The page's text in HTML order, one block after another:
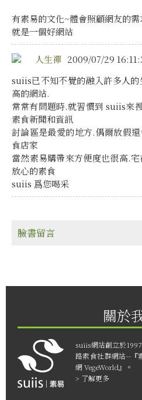
有素易的文化~體會照顧網友的需
就是一個好網站
人生禪 2009/07/29
suiis已不知不覺的融入許多人
高的網站.
常常有問題時.就習慣到 suiis來
素食新聞和資訊
討論區是最愛的地方.偶爾放假
食店家
當然素易購帶來方便度也很高.
放心的素食
suiis 爲您喝采
臉書留言
關於
suiis網站創立於
路素食社群網站--『
網 VegeWorld』。
> 了解更多